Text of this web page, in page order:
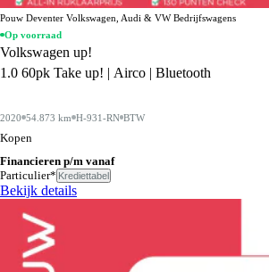
Pouw Deventer Volkswagen, Audi & VW Bedrijfswagens
Op voorraad
Volkswagen up!
1.0 60pk Take up! | Airco | Bluetooth
2020 54.873 km H-931-RN BTW
Kopen
Financieren p/m vanaf
Particulier* Krediettabel
Bekijk details